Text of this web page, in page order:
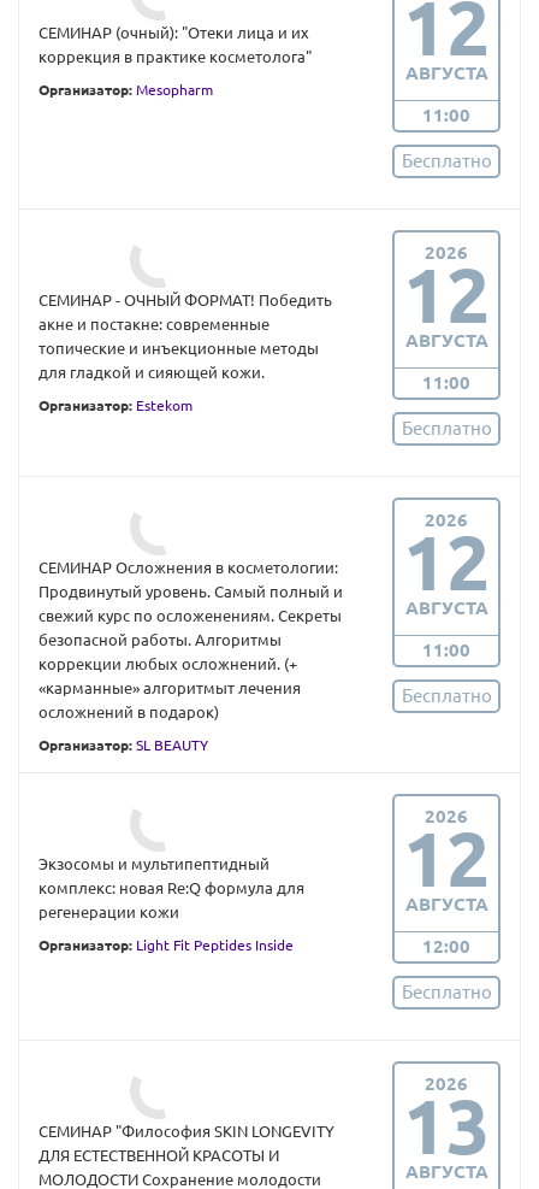
СЕМИНАР (очный): "Отеки лица и их
коррекция в практике косметолога"
Организатор: Mesopharm
12
АВГУСТА
11:00
Бесплатно
СЕМИНАР - ОЧНЫЙ ФОРМАТ! Победить
акне и постакне: современные
топические и инъекционные методы
для гладкой и сияющей кожи.
Организатор: Estekom
2026
12
АВГУСТА
11:00
Бесплатно
СЕМИНАР Осложнения в косметологии:
Продвинутый уровень. Самый полный и
свежий курс по осложенениям. Секреты
безопасной работы. Алгоритмы
коррекции любых осложнений. (+
«карманные» алгоритмыт лечения
осложнений в подарок)
Организатор: SL BEAUTY
2026
12
АВГУСТА
11:00
Бесплатно
Экзосомы и мультипептидный
комплекс: новая Re:Q формула для
регенерации кожи
Организатор: Light Fit Peptides Inside
2026
12
АВГУСТА
12:00
Бесплатно
СЕМИНАР "Философия SKIN LONGEVITY
ДЛЯ ЕСТЕСТВЕННОЙ КРАСОТЫ И
МОЛОДОСТИ Сохранение молодости
2026
13
АВГУСТА